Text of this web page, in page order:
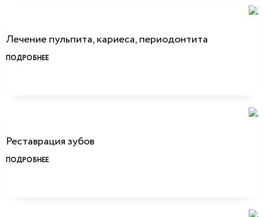
Лечение пульпита, кариеса, периодонтита
ПОДРОБНЕЕ
Реставрация зубов
ПОДРОБНЕЕ